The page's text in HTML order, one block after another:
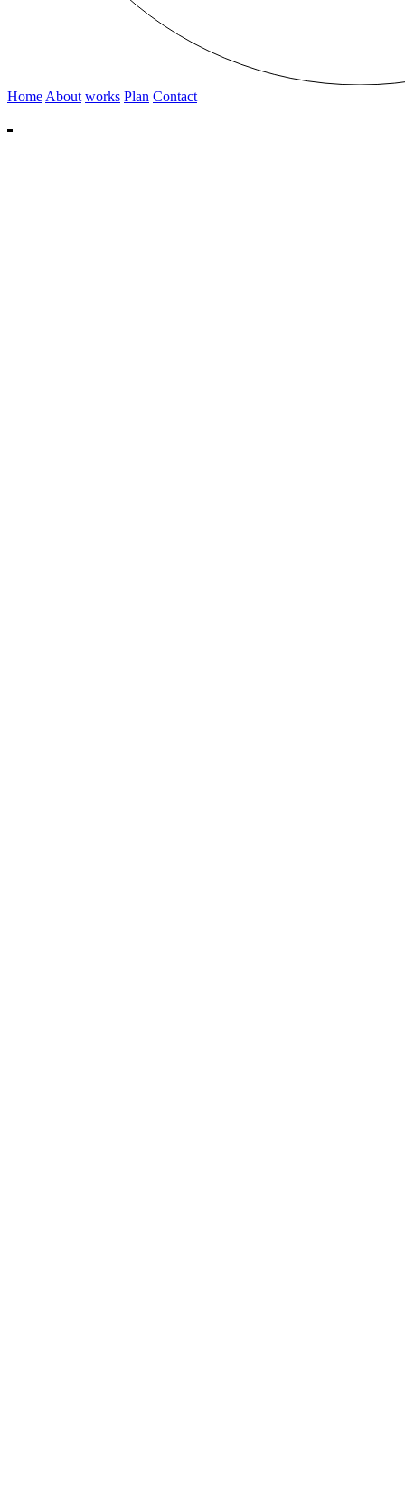
Home About works Plan Contact